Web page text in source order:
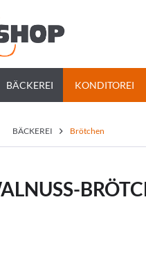
BÄCKEREI KONDITOREI
BÄCKEREI Brötchen